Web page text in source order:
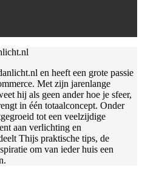
en heeft een grote passie
Met zijn jarenlange
hij als geen ander hoe je sfeer,
in één totaalconcept. Onder
tot een veelzijdige
aan verlichting en
Thijs praktische tips, de
om van ieder huis een